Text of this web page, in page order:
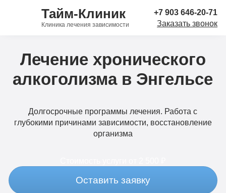
Тайм-Клиник
Клиника лечения зависимости
+7 903 646-20-71
Заказать звонок
Лечение хронического
алкоголизма в Энгельсе
Долгосрочные программы лечения. Работа с
глубокими причинами зависимости, восстановление
организма
Оставить заявку